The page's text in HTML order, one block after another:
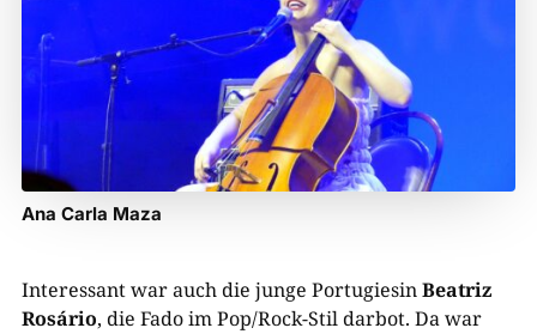
Ana Carla Maza
Interessant war auch die junge PortugiesinBeatriz
Rosário, die Fado im Pop/Rock-Stil darbot. Da war